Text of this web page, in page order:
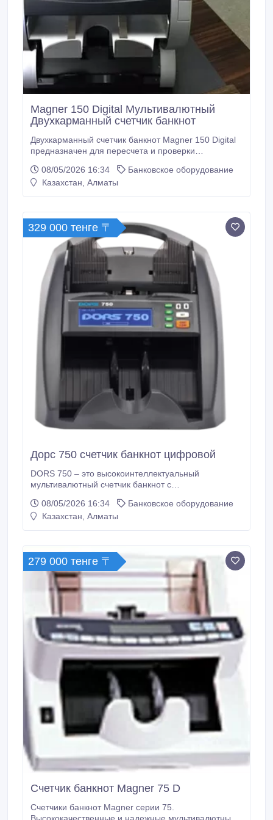
Magner 150 Digital Мультивалютный
Двухкарманный счетчик банкнот
Двухкарманный счетчик банкнот Magner 150 Digital
предназначен для пересчета и проверки
определением номинала, а также для сортировки
денежных знаков по номиналу, ориентации и году
безостановочно.
08/05/2026 16:34
Банковское оборудование
Казахстан, Алматы
329 000 тенге 〒
Дорс 750 счетчик банкнот цифровой
DORS 750 – это высокоинтеллектуальный
мультивалютный счетчик банкнот с
номинала и проверкой подлинности по ИК образу,
видимому образу, УФ, оптической плотности,
предусмотрено расширение до 5 валют для каждой
версии прошивок.
08/05/2026 16:34
Банковское оборудование
Казахстан, Алматы
279 000 тенге 〒
Счетчик банкнот Magner 75 D
Счетчики банкнот Magner серии 75.